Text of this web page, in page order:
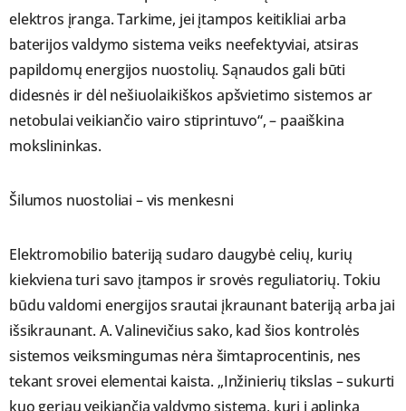
elektros įranga. Tarkime, jei įtampos keitikliai arba
baterijos valdymo sistema veiks neefektyviai, atsiras
papildomų energijos nuostolių. Sąnaudos gali būti
didesnės ir dėl nešiuolaikiškos apšvietimo sistemos ar
netobulai veikiančio vairo stiprintuvo“, – paaiškina
mokslininkas.
Šilumos nuostoliai – vis menkesni
Elektromobilio bateriją sudaro daugybė celių, kurių
kiekviena turi savo įtampos ir srovės reguliatorių. Tokiu
būdu valdomi energijos srautai įkraunant bateriją arba jai
išsikraunant. A. Valinevičius sako, kad šios kontrolės
sistemos veiksmingumas nėra šimtaprocentinis, nes
tekant srovei elementai kaista. „Inžinierių tikslas – sukurti
kuo geriau veikiančią valdymo sistemą, kuri į aplinką